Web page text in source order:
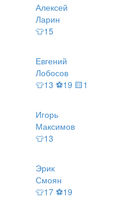
Алексей
Ларин
👕15
Евгений
Лобосов
👕13 ⚽19 🟨1
Игорь
Максимов
👕13
Эрик
Смоян
👕17 ⚽19